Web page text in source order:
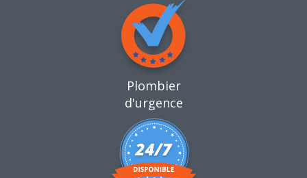
Plombier
d'urgence